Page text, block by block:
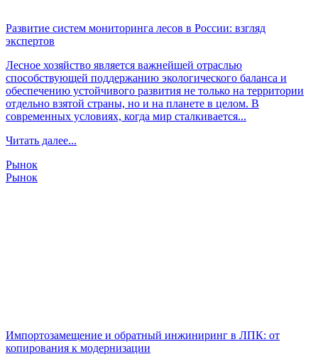
Развитие систем мониторинга лесов в России: взгляд
экспертов
Лесное хозяйство является важнейшей отраслью
способствующей поддержанию экологического баланса и
обеспечению устойчивого развития не только на территории
отдельно взятой страны, но и на планете в целом. В
современных условиях, когда мир сталкивается...
Читать далее...
Рынок
Рынок
Импортозамещение и обратный инжиниринг в ЛПК: от
копирования к модернизации